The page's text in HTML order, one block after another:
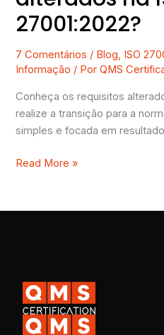
27001:2022?
7 Comentários / Blog, ISO
Informação / PorQMS
Conheça os requisitos
realize a transição para a
simples e focada em
Read More »